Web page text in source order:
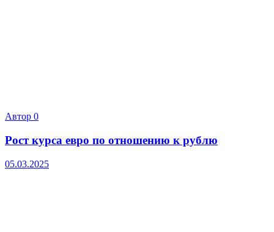
Автор 0
Рост курса евро по отношению к рублю
05.03.2025